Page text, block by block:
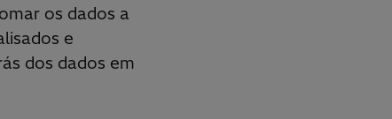
os dados a
e
dos dados em